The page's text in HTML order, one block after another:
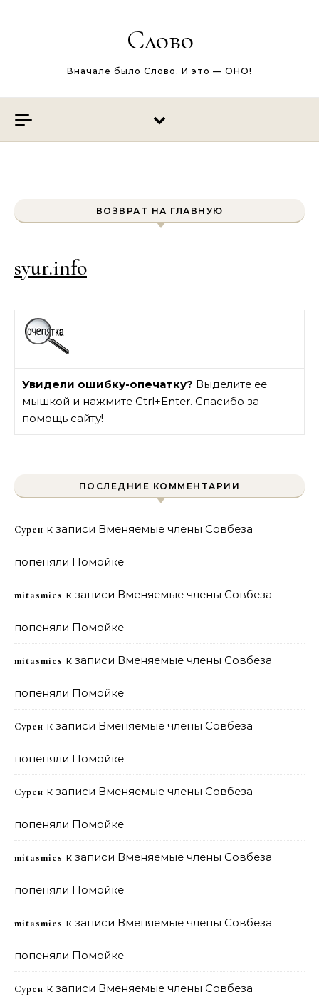
Слово
Вначале было Слово. И это — ОНО!
ВОЗВРАТ НА ГЛАВНУЮ
syur.info
Увидели ошибку-опечатку? Выделите ее
мышкой и нажмите Ctrl+Enter. Спасибо за
помощь сайту!
ПОСЛЕДНИЕ КОММЕНТАРИИ
Сурен к записи Вменяемые члены Совбеза
попеняли Помойке
mitasmies к записи Вменяемые члены Совбеза
попеняли Помойке
mitasmies к записи Вменяемые члены Совбеза
попеняли Помойке
Сурен к записи Вменяемые члены Совбеза
попеняли Помойке
Сурен к записи Вменяемые члены Совбеза
попеняли Помойке
mitasmies к записи Вменяемые члены Совбеза
попеняли Помойке
mitasmies к записи Вменяемые члены Совбеза
попеняли Помойке
Сурен к записи Вменяемые члены Совбеза